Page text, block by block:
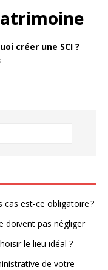
créer une SCI ?
cas est-ce obligatoire ?
doivent pas négliger
le lieu idéal ?
de votre